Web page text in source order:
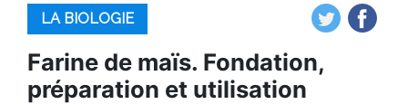
LA BIOLOGIE
Farine de maïs. Fondation,
préparation et utilisation